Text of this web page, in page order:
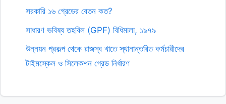
সরকারি ১৬ গ্রেডের বেতন কত?
সাধারণ ভবিষ্য তহবিল (GPF) বিধিমালা, ১৯৭৯
উন্নয়ন প্রকল্প থেকে রাজস্ব খাতে স্থানান্তরিত কর্মচারীদের
টাইমস্কেল ও সিলেকশন গ্রেড নির্ধারণ